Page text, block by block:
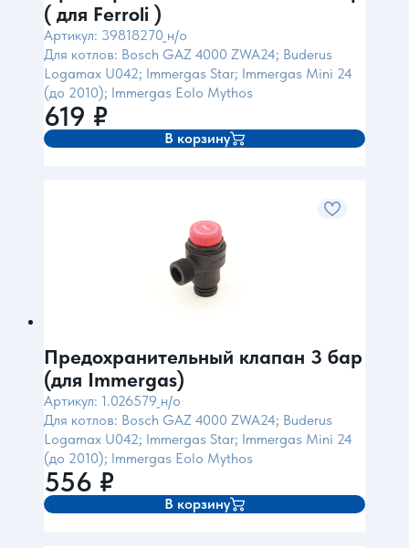
( для Ferroli )
Артикул: 39818270_н/о
Для котлов: Bosch GAZ 4000 ZWA24; Buderus
Logamax U042; Immergas Star; Immergas Mini 24
(до 2010); Immergas Eolo Mythos
619 ₽
В корзину
Предохранительный клапан 3 бар
(для Immergas)
Артикул: 1.026579_н/о
Для котлов: Bosch GAZ 4000 ZWA24; Buderus
Logamax U042; Immergas Star; Immergas Mini 24
(до 2010); Immergas Eolo Mythos
556 ₽
В корзину